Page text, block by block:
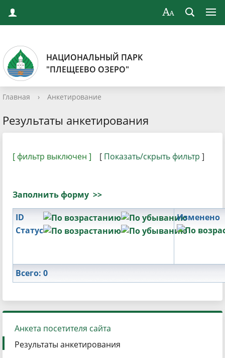
НАЦИОНАЛЬНЫЙ ПАРК
"ПЛЕЩЕЕВО ОЗЕРО"
Главная › Анкетирование
Результаты анкетирования
[ фильтр выключен ] [ Показать/скрыть фильтр ]
Заполнить форму >>
ID
Статус
Изменено
Всего: 0
Анкета посетителя сайта
Результаты анкетирования